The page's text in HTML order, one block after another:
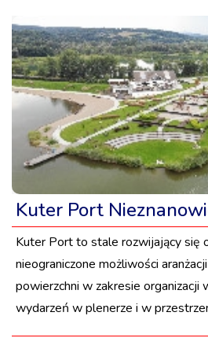
Kuter Port
Kuter Port to stale rozwijający się
nieograniczone możliwości
powierzchni w zakresie organizacji
wydarzeń w plenerze i w